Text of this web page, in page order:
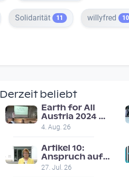
Solidarität 11 willyfred 10
Derzeit beliebt
Earth for All
Austria 2024 |
Veranstaltung
am 8.7.2024
4. Aug. 26
Artikel 10:
Anspruch auf
faires
27. Jul. 26